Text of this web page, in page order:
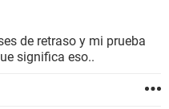
de retraso y mi prueba
significa eso..